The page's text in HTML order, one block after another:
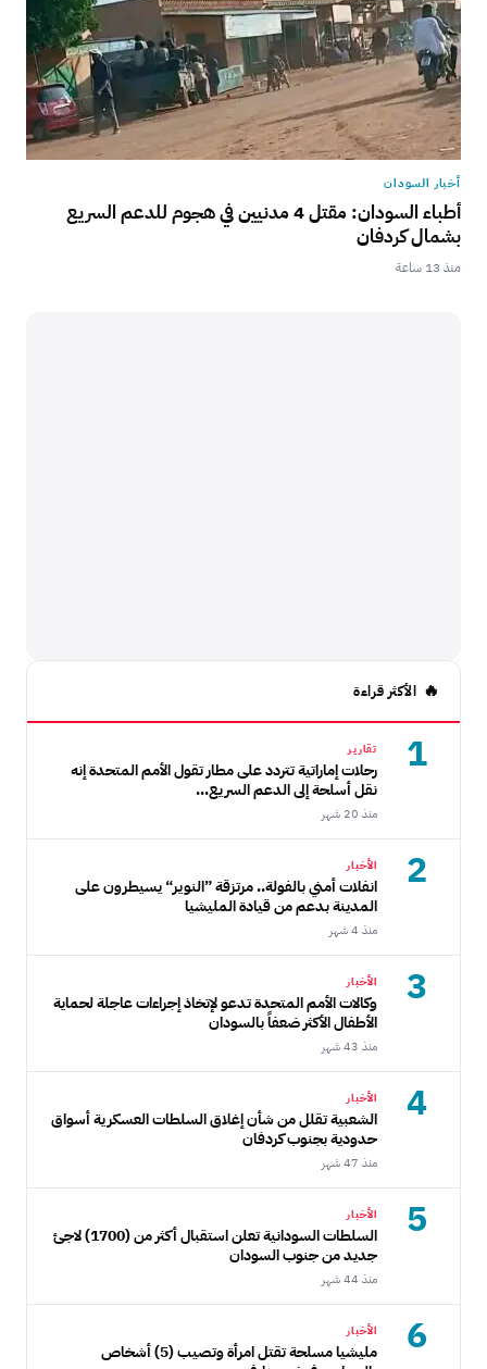
أخبار السودان
أطباء السودان: مقتل 4 مدنيين في هجوم للدعم السريع
بشمال كردفان
منذ 13 ساعة
الأكثر قراءة
1 تقارير
رحلات إماراتية تتردد على مطار تقول الأمم المتحدة إنه
نقل أسلحة إلى الدعم السريع...
منذ 20 شهر
2 الأخبار
انفلات أمني بالفولة.. مرتزقة ”النوير“ يسيطرون على
المدينة بدعم من قيادة المليشيا
منذ 4 شهر
3 الأخبار
وكالات الأمم المتحدة تدعو لإتخاذ إجراءات عاجلة لحماية
الأطفال الأكثر ضعفاً بالسودان
منذ 43 شهر
4 الأخبار
الشعبية تقلل من شأن إغلاق السلطات العسكرية أسواق
حدودية بجنوب كردفان
منذ 47 شهر
5 الأخبار
السلطات السودانية تعلن استقبال أكثر من (1700) لاجئ
جديد من جنوب السودان
منذ 44 شهر
6 الأخبار
مليشيا مسلحة تقتل امرأة وتصيب (5) أشخاص